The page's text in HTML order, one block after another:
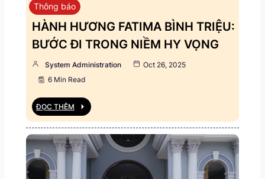
Thông báo
HÀNH HƯƠNG FATIMA BÌNH TRIỆU:
BƯỚC ĐI TRONG NIỀM HY VỌNG
System Administration
Oct 26, 2025
6 Min Read
ĐỌC THÊM